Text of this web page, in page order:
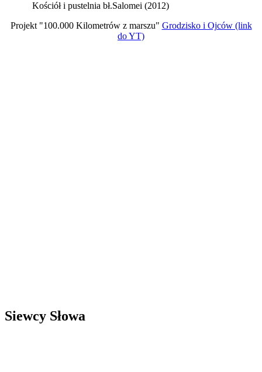
Kościół i pustelnia bł.Salomei (2012)
Projekt "100.000 Kilometrów z marszu" Grodzisko i Ojców (link
do YT)
Siewcy Słowa